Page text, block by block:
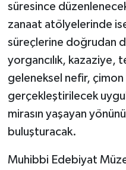
süresince
zanaat atölyelerinde
süreçlerine doğrudan
yorgancılık, kazaziye,
geleneksel nefir, çimon
gerçekleştirilecek
mirasın yaşayan yönünü
buluşturacak.
Muhibbi Edebiyat